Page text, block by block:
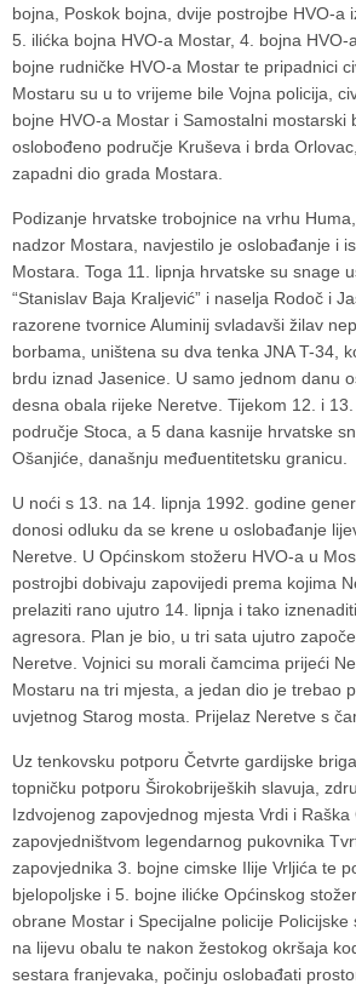
bojna, Poskok bojna, dvije postrojbe HVO-a
5. ilićka bojna HVO-a Mostar, 4. bojna HVO-
bojne rudničke HVO-a Mostar te pripadnici
Mostaru su u to vrijeme bile Vojna policija,
bojne HVO-a Mostar i Samostalni mostarski
oslobođeno područje Kruševa i brda
zapadni dio grada Mostara.
Podizanje hrvatske trobojnice na vrhu
nadzor Mostara, navjestilo je oslobađanje i
Mostara. Toga 11. lipnja hrvatske su snage
“Stanislav Baja Kraljević” i naselja Rodoč i
razorene tvornice Aluminij svladavši žilav
borbama, uništena su dva tenka JNA T-34,
brdu iznad Jasenice. U samo jednom danu
desna obala rijeke Neretve. Tijekom 12. i
područje Stoca, a 5 dana kasnije hrvatske
Ošanjiće, današnju međuentitetsku granicu.
U noći s 13. na 14. lipnja 1992. godine
donosi odluku da se krene u oslobađanje
Neretve. U Općinskom stožeru HVO-a u
postrojbi dobivaju zapovijedi prema kojima
prelaziti rano ujutro 14. lipnja i tako
agresora. Plan je bio, u tri sata ujutro
Neretve. Vojnici su morali čamcima prijeći
Mostaru na tri mjesta, a jedan dio je trebao
uvjetnog Starog mosta. Prijelaz Neretve s
Uz tenkovsku potporu Četvrte gardijske
topničku potporu Širokobrijeških slavuja,
Izdvojenog zapovjednog mjesta Vrdi i Raška
zapovjedništvom legendarnog pukovnika
zapovjednika 3. bojne cimske Ilije Vrljića te
bjelopoljske i 5. bojne ilićke Općinskog
obrane Mostar i Specijalne policije
na lijevu obalu te nakon žestokog okršaja
sestara franjevaka, počinju oslobađati